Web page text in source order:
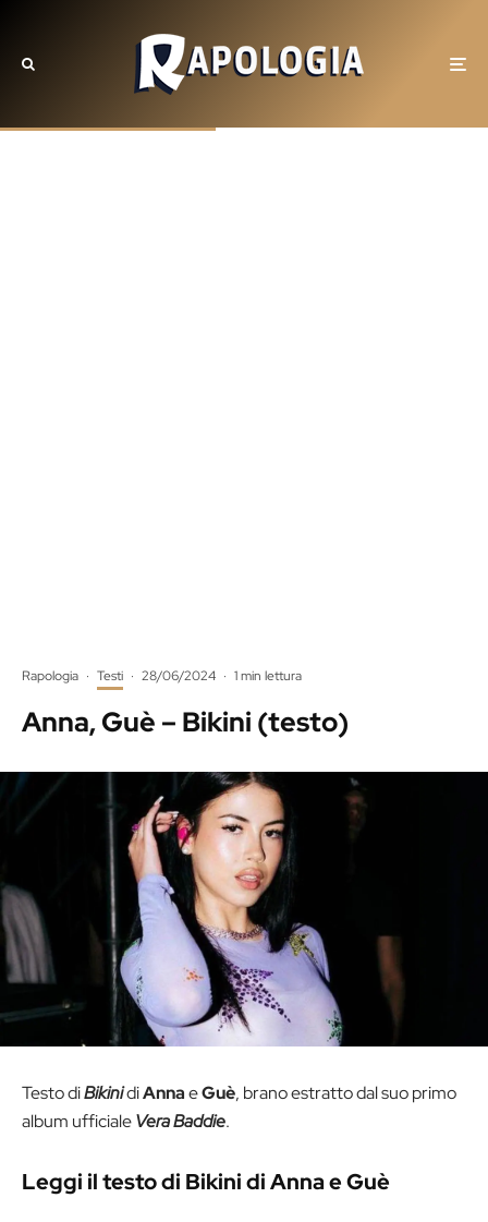
Rapologia · Testi · 28/06/2024 · 1 min lettura
Anna, Guè – Bikini (testo)
Testo diBikinidiAnnaeGuè, brano estratto dal suo primo
album ufficialeVera Baddie.
Leggi il testo di Bikini di Anna e Guè